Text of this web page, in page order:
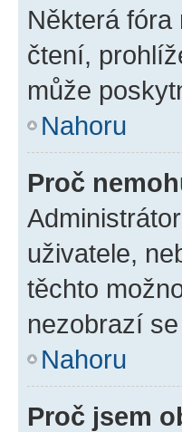
Některá fóra
čtení,
může
Nahoru
Proč
uživatele,
těchto
nezobrazí
Nahoru
Proč jsem